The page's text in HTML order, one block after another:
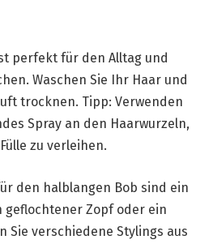
perfekt für den Alltag und
Waschen Sie Ihr Haar und
trocknen. Tipp: Verwenden
Spray an den Haarwurzeln,
zu verleihen.
den halblangen Bob sind ein
geflochtener Zopf oder ein
Sie verschiedene Stylings aus